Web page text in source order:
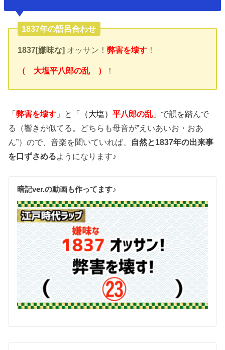
1837年の語呂合わせ
1837[嫌味な] オッサン！弊害を壊す ！
（ 大塩平八郎の乱 ） ！
「弊害を壊す 」と「 （大塩）平八郎の乱 」で韻を踏んで
る（響きが似てる。どちらも母音が”えいあいお・おあ
ん”）ので、音楽を聞いていれば、 自然と1837年の出来事
を口ずさめるようになります♪
暗記ver.の動画も作ってます♪